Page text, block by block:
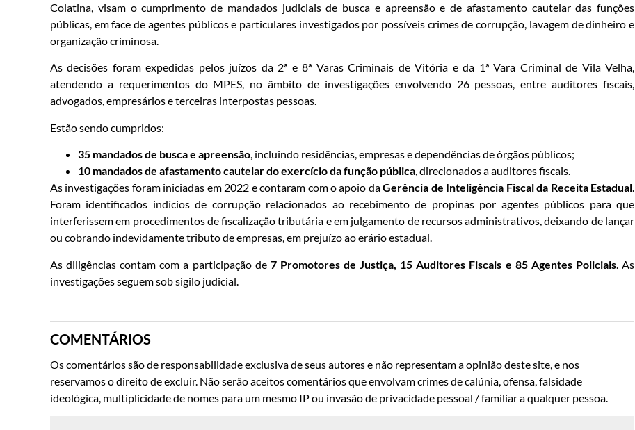
Colatina, visam o cumprimento de mandados judiciais de busca e apreensão e de afastamento cautelar das funções
públicas, em face de agentes públicos e particulares investigados por possíveis crimes de corrupção, lavagem de dinheiro e
organização criminosa.
As decisões foram expedidas pelos juízos da 2ª e 8ª Varas Criminais de Vitória e da 1ª Vara Criminal de Vila Velha,
atendendo a requerimentos do MPES, no âmbito de investigações envolvendo 26 pessoas, entre auditores fiscais,
advogados, empresários e terceiras interpostas pessoas.
Estão sendo cumpridos:
35 mandados de busca e apreensão, incluindo residências, empresas e dependências de órgãos públicos;
10 mandados de afastamento cautelar do exercício da função pública, direcionados a auditores fiscais.
As investigações foram iniciadas em 2022 e contaram com o apoio daGerência de Inteligência Fiscal da Receita Estadual.
Foram identificados indícios de corrupção relacionados ao recebimento de propinas por agentes públicos para que
interferissem em procedimentos de fiscalização tributária e em julgamento de recursos administrativos, deixando de lançar
ou cobrando indevidamente tributo de empresas, em prejuízo ao erário estadual.
As diligências contam com a participação de 7 Promotores de Justiça, 15 Auditores Fiscais e 85 Agentes Policiais. As
investigações seguem sob sigilo judicial.
COMENTÁRIOS
Os comentários são de responsabilidade exclusiva de seus autores e não representam a opinião deste site, e nos
reservamos o direito de excluir. Não serão aceitos comentários que envolvam crimes de calúnia, ofensa, falsidade
ideológica, multiplicidade de nomes para um mesmo IP ou invasão de privacidade pessoal / familiar a qualquer pessoa.